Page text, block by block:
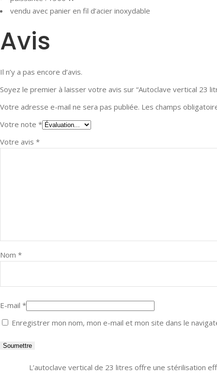
vendu avec panier en fil d’acier inoxydable
Avis
Il n’y a pas encore d’avis.
Soyez le premier à laisser votre avis sur “Autoclave vertical 23
Votre adresse e-mail ne sera pas publiée. Les champs
Votre note *
Votre avis *
Nom *
E-mail *
Enregistrer mon nom, mon e-mail et mon site dans le
L’autoclave vertical de 23 litres offre une stérilisation